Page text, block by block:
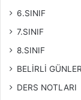
6.SINIF
7.SINIF
8.SINIF
BELİRLİ GÜNLER
DERS NOTLARI